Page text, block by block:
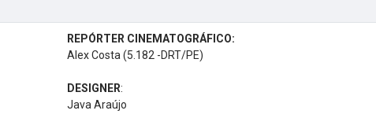
REPÓRTER CINEMATOGRÁFICO:
Alex Costa (5.182 -DRT/PE)
DESIGNER:
Java Araújo